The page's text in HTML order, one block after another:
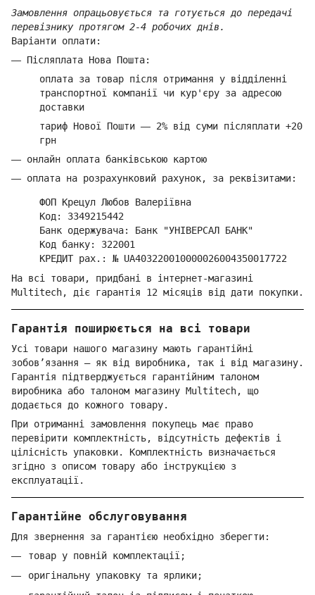
Замовлення опрацьовується та готується до передачі
перевізнику протягом 2-4 робочих днів.
Варіанти оплати:
— Післяплата Нова Пошта:
оплата за товар після отримання у відділенні
транспортної компанії чи кур'єру за адресою
доставки
тариф Нової Пошти — 2% від суми післяплати +20
грн
— онлайн оплата банківською картою
— оплата на розрахунковий рахунок, за реквізитами:
ФОП Крецул Любов Валеріївна
Код: 3349215442
Банк одержувача: Банк "УНІВЕРСАЛ БАНК"
Код банку: 322001
КРЕДИТ рах.: № UA403220010000026004350017722
На всі товари, придбані в інтернет-магазині
Multitech, діє гарантія 12 місяців від дати покупки.
Гарантія поширюється на всі товари
Усі товари нашого магазину мають гарантійні
зобов’язання — як від виробника, так і від магазину.
Гарантія підтверджується гарантійним талоном
виробника або талоном магазину Multitech, що
додається до кожного товару.
При отриманні замовлення покупець має право
перевірити комплектність, відсутність дефектів і
цілісність упаковки. Комплектність визначається
згідно з описом товару або інструкцією з
експлуатації.
Гарантійне обслуговування
Для звернення за гарантією необхідно зберегти:
товар у повній комплектації;
оригінальну упаковку та ярлики;